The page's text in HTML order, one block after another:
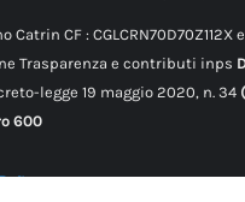
CF : CGLCRN70D70Z112X
Trasparenza e contributi inps
legge 19 maggio 2020, n. 34
600